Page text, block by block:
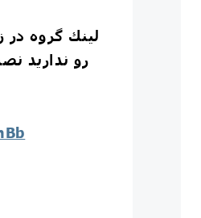
لينك گروه در
رو نداريد